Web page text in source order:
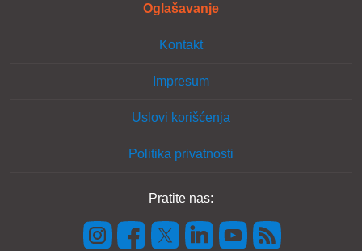
Oglašavanje
Kontakt
Impresum
Uslovi korišćenja
Politika privatnosti
Pratite nas: